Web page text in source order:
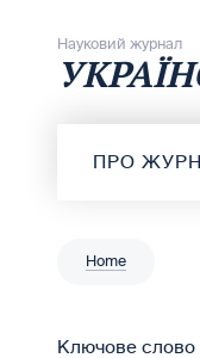
Науковий журнал
ПРО
Home
Ключове слово